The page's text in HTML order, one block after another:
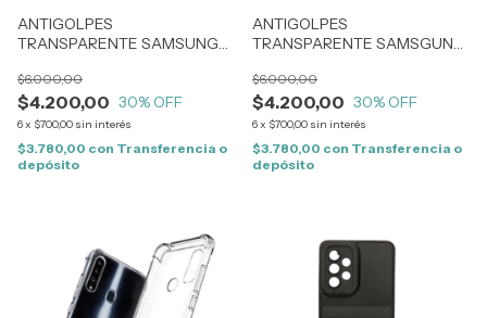
ANTIGOLPES
TRANSPARENTE SAMSUNG
$4.200,00
$6.000,00
30% OFF
6x $700,00 sin interés
$3.780,00 con Transferencia o
depósito
ANTIGOLPES
TRANSPARENTE SAMSGUNG
$4.200,00
$6.000,00
30% OFF
6x $700,00 sin interés
$3.780,00 con Transferencia o
depósito